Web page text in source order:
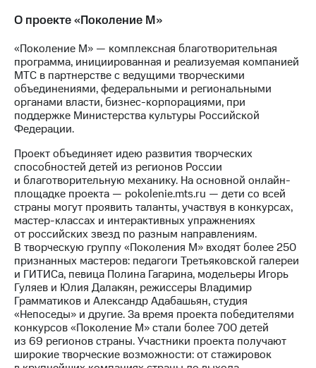
О проекте «Поколение М»
«Поколение М» — комплексная благотворительная
программа, инициированная и реализуемая компанией
МТС в партнерстве с ведущими творческими
объединениями, федеральными и региональными
органами власти, бизнес-корпорациями, при
поддержке Министерства культуры Российской
Федерации.
Проект объединяет идею развития творческих
способностей детей из регионов России
и благотворительную механику. На основной онлайн-
площадке проекта — pokolenie.mts.ru — дети со всей
страны могут проявить таланты, участвуя в конкурсах,
мастер-классах и интерактивных упражнениях
от российских звезд по разным направлениям.
В творческую группу «Поколения М» входят более 250
признанных мастеров: педагоги Третьяковской галереи
и ГИТИСа, певица Полина Гагарина, модельеры Игорь
Гуляев и Юлия Далакян, режиссеры Владимир
Грамматиков и Александр Адабашьян, студия
«Непоседы» и другие. За время проекта победителями
конкурсов «Поколение М» стали более 700 детей
из 69 регионов страны. Участники проекта получают
широкие творческие возможности: от стажировок